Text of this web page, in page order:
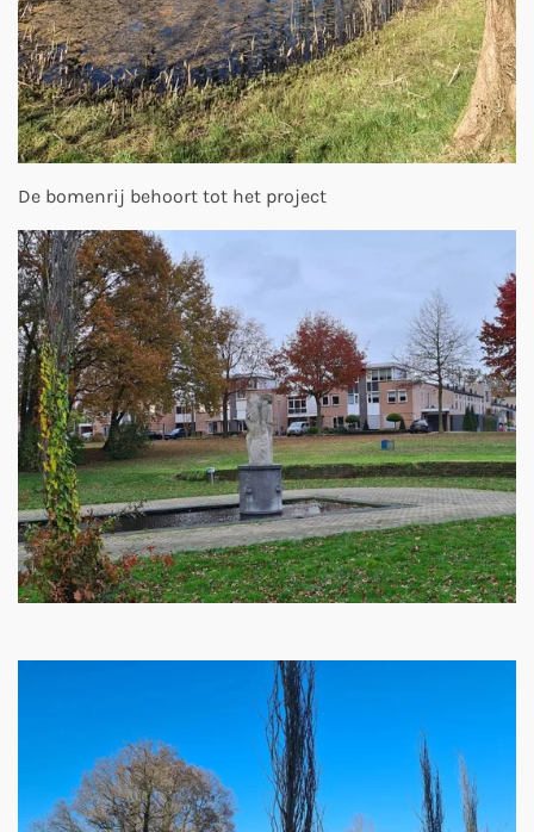
De bomenrij behoort tot het project